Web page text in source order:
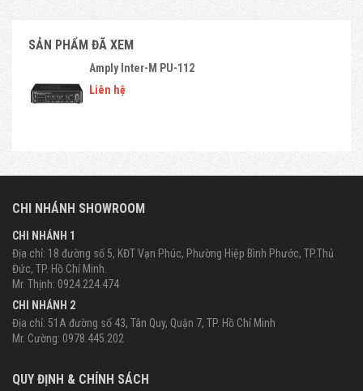
SẢN PHẨM ĐÃ XEM
Amply Inter-M PU-112
Liên hệ
CHI NHÁNH SHOWROOM
CHI NHÁNH 1
Địa chỉ: 18 đường số 5, KĐT Vạn Phúc, Phường Hiệp Bình Phước, TP.Thủ
Đức, TP. Hồ Chí Minh.
Mr. Thịnh: 0924.224.474
CHI NHÁNH 2
Địa chỉ: 51A đường số 43, Tân Quy, Quận 7, TP. Hồ Chí Minh
Mr. Cường: 0978.445.202
QUY ĐỊNH & CHÍNH SÁCH